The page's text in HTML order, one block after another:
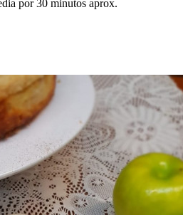
por 30 minutos aprox.